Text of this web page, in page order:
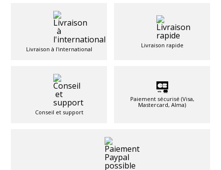
Livraison à l'international
Livraison rapide
Conseil et support
Paiement sécurisé (Visa,
Mastercard, Alma)